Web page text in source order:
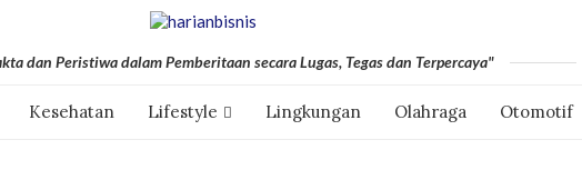
dan Peristiwa dalam Pemberitaan secara Lugas, Tegas dan Terpercaya"
Kesehatan Lifestyle Lingkungan Olahraga Otomotif